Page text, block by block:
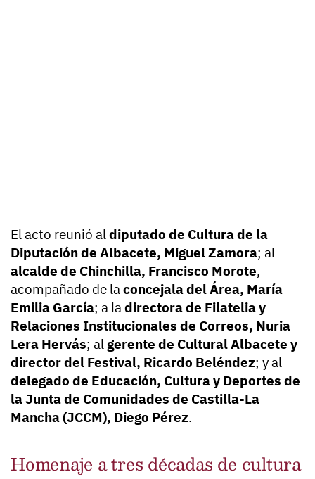
El acto reunió aldiputado de Cultura de la
Diputación de Albacete, Miguel Zamora; al
alcalde de Chinchilla, Francisco Morote,
acompañado de laconcejala del Área, María
Emilia García; a ladirectora de Filatelia y
Relaciones Institucionales de Correos, Nuria
Lera Hervás; al gerente de Cultural Albacete y
director del Festival, Ricardo Beléndez; y al
delegado de Educación, Cultura y Deportes de
la Junta de Comunidades de Castilla-La
Mancha (JCCM), Diego Pérez.
Homenaje a tres décadas de cultura